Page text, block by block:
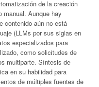
de la creación
manual. Aunque hay
contenido aún no está
(LLMs por sus siglas en
especializados para
como solicitudes de
multiparte. Síntesis de
en su habilidad para
de múltiples fuentes de